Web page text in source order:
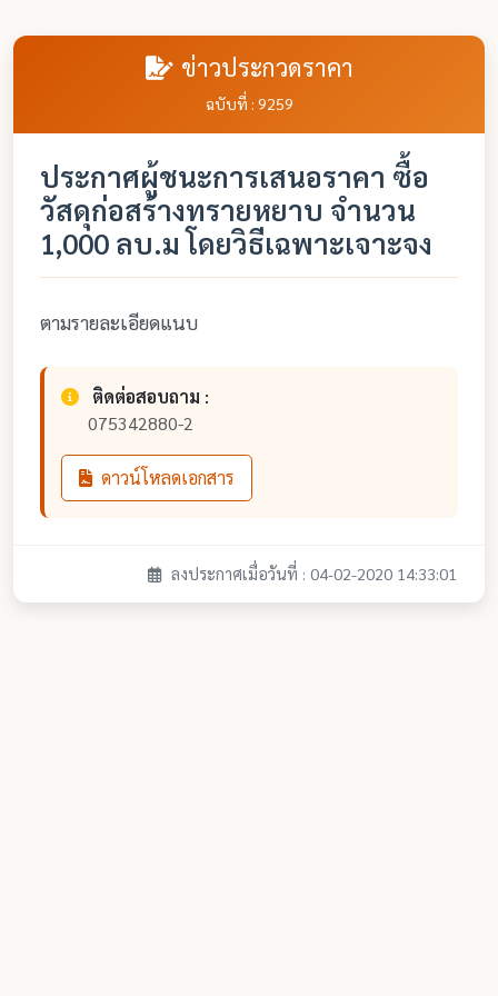
ข่าวประกวดราคา
ฉบับที่ : 9259
ประกาศผู้ชนะการเสนอราคา ซื้อ
วัสดุก่อสร้างทรายหยาบ จำนวน
1,000 ลบ.ม โดยวิธีเฉพาะเจาะจง
ตามรายละเอียดแนบ
ติดต่อสอบถาม :
075342880-2
ดาวน์โหลดเอกสาร
ลงประกาศเมื่อวันที่ : 04-02-2020 14:33:01